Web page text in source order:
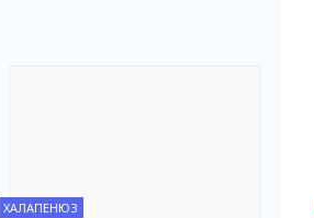
ХАЛАПЕНЮЗ